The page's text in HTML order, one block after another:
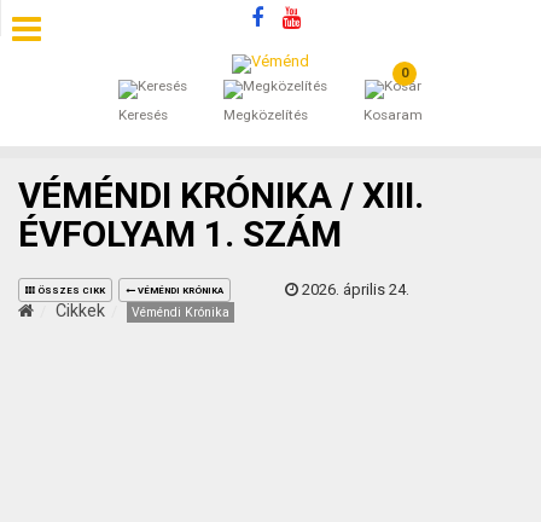
Keresés Megközelítés
0
Kosaram
SZÁLLÁSOK
ÁLTALÁNOS SZERZŐDÉSI FELTÉTELEK
KINCSES BARANYA VÉMÉND
VÉMÉNDI KRÓNIKA / XIII.
ÉVFOLYAM 1. SZÁM
ÖSSZES CIKK VÉMÉNDI KRÓNIKA 2026. április 24.
Cikkek Véméndi Krónika